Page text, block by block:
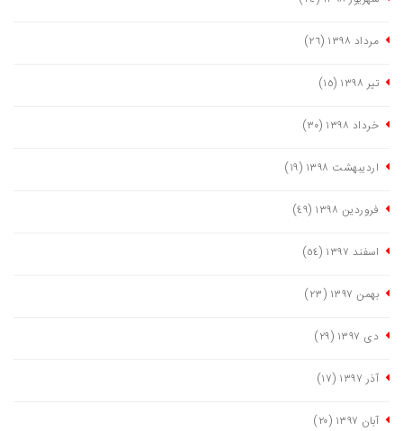
مرداد ١٣٩٨ (٢٦)
تیر ١٣٩٨ (١٥)
خرداد ١٣٩٨ (٣٠)
اردیبهشت ١٣٩٨ (١٩)
فروردین ١٣٩٨ (٤٩)
اسفند ١٣٩٧ (٥٤)
بهمن ١٣٩٧ (٢٣)
دی ١٣٩٧ (٢٩)
آذر ١٣٩٧ (١٧)
آبان ١٣٩٧ (٢٠)